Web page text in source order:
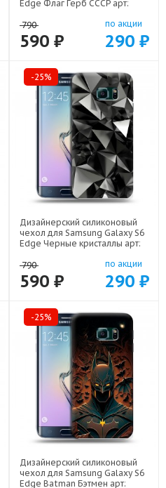
Edge Флаг Герб СССР арт:
790
590 ₽
по акции
290 ₽
-25%
Дизайнерский силиконовый
чехол для Samsung Galaxy S6
Edge Черные кристаллы арт:
790
590 ₽
по акции
290 ₽
-25%
Дизайнерский силиконовый
чехол для Samsung Galaxy S6
Edge Batman Бэтмен арт: